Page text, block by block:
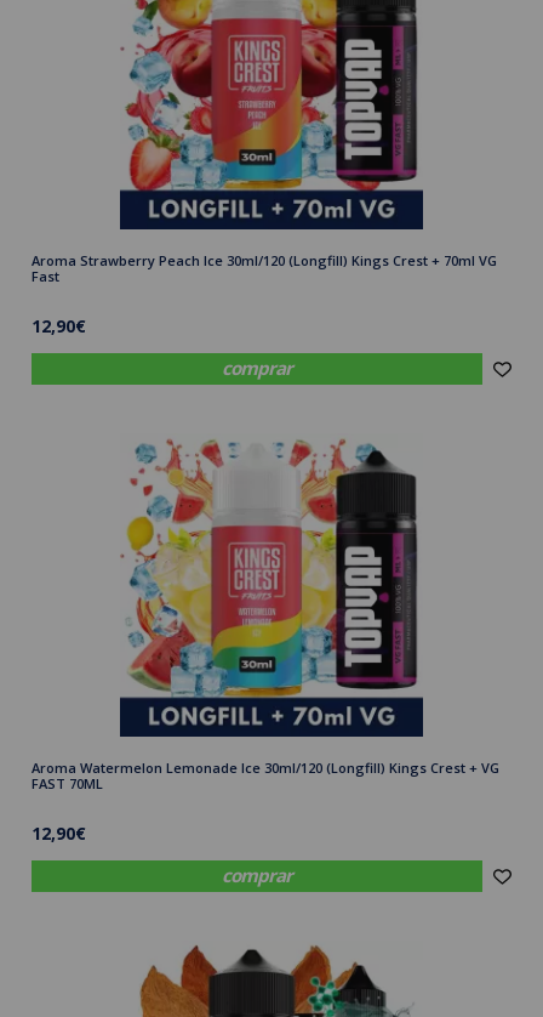
comprar
Aroma Strawberry Peach Ice 30ml/120 (Longfill) Kings Crest + 70ml VG
Fast
12,90€
comprar
Aroma Watermelon Lemonade Ice 30ml/120 (Longfill) Kings Crest + VG
FAST 70ML
12,90€